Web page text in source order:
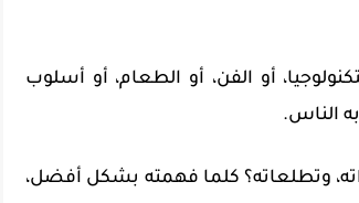
أو الفن، أو الطعام، أو أسلوب
الناس.
وتطلعاته؟ كلما فهمته بشكل أفضل،